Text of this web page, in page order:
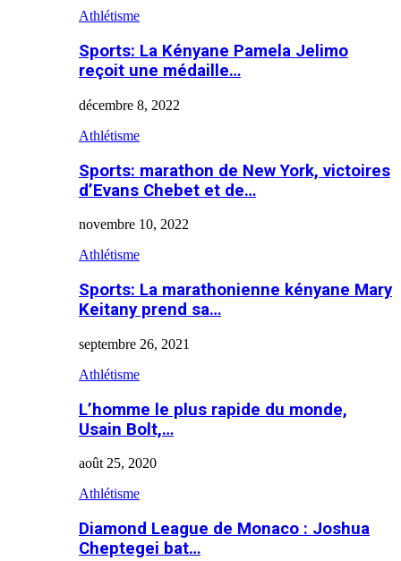
Athlétisme
Sports: La Kényane Pamela Jelimo
reçoit une médaille…
décembre 8, 2022
Athlétisme
Sports: marathon de New York, victoires
d’Evans Chebet et de…
novembre 10, 2022
Athlétisme
Sports: La marathonienne kényane Mary
Keitany prend sa…
septembre 26, 2021
Athlétisme
L’homme le plus rapide du monde,
Usain Bolt,…
août 25, 2020
Athlétisme
Diamond League de Monaco : Joshua
Cheptegei bat…